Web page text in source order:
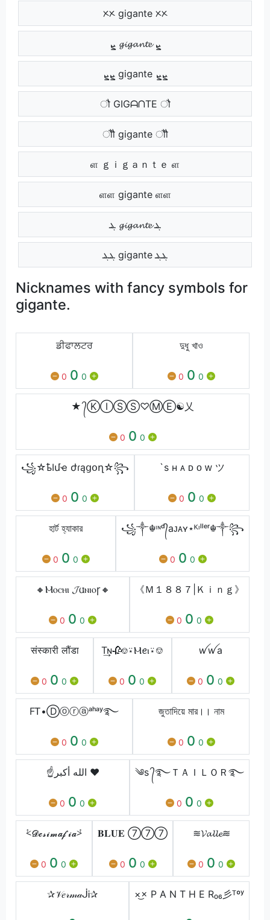
ᝣᝣ gigante ᝣᝣ
ܨ 𝓰𝓲𝓰𝓪𝓷𝓽𝓮 ܨ
ܨܨ gigante ܨܨ
ौ GIGᗩᑎTE ौ
ौौ gigante ौौ
ள ｇｉｇａｎｔｅ ள
ளள gigante ளள
ܔ 𝓰𝓲𝓰𝓪𝓷𝓽𝓮 ܔ
ܔܔ gigante ܔܔ
Nicknames with fancy symbols for
gigante.
ਡੀਫਾਲਟਰ
0 0 0
দুধু খাও
0 0 0
★ ᭄ⓀⒾⓈⓈ♡ⓂⒺ☯乂
0 0 0
꧁☆ҍӀմҽ ժɾąցօղ☆꧂
0 0 0
`s ʜ ᴀ ᴅ ᴏ ᴡ ツ
0 0 0
হার্ট হ্যাকার
0 0 0
꧁༒☬ᶦᶰᵈ᭄aᴊᴀʏ⋆ᴷᶦˡˡᵉʳ☬༒꧂
0 0 0
🔸Ⲙⲟⲥⲏⲓ 𝓙𐌵ⲛⲓⲟꞅ🔸
0 0 0
《Ｍ１８８７|Ｋｉｎｇ》
0 0 0
संस्कारी लौंडा
0 0 0
T͢ɴ🥀⎊⍣Ⲙꫀⲓ⍣⎊
0 0 0
ꪝꪝa
0 0 0
FᎢ•Ⓓⓞⓡⓐᵃʰᵃʸ࿐
0 0 0
জুতাদিয়ে মার।। নাম
0 0 0
☝الله أكبر ♥️
0 0 0
༄s ᭄࿐ＴＡＩＬＯＲ࿐
0 0 0
⩻𝓓𝓮𝓼𝓲𝓶𝓪𝓯𝓲𝓪⩼
0 0 0
𝐁𝐋𝐔𝐄 ⑦⑦⑦
0 0 0
≋𝓥𝓪𝓵𝓵𝓮≋
0 0 0
✰𝒱𝑒𝓇𝓂𝒶ᒎᎥ✰ ×͜× P A N T H E R₀₆彡ᵀºʸ